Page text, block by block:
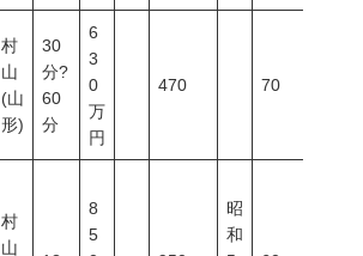
村
山
(山
形)
30
分?
60
分
6
3
0
万
円
470 70
村
山
8
5
昭
和